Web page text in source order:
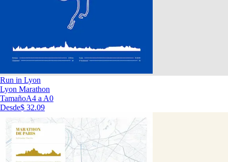
Run in Lyon
Lyon Marathon
TamañoA4 a A0
Desde$ 32.09